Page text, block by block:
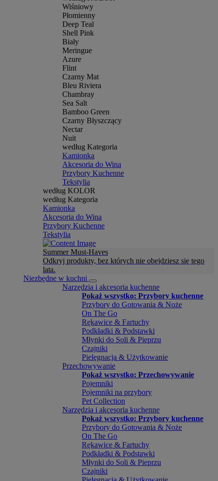
Wiśniowy
Płomienny
Deep Teal
Shell Pink
Biały
Meringue
Azure
Flint
Czarny Mat
Bleu Riviera
Chambray
Sea Salt
Bamboo Green
Czarny Błyszczący
Nectar
Nuit
według Kategoria
Kamionka
Akcesoria do Wina
Przybory Kuchenne
Tekstylia
według KOLOR
według Kategoria
Kamionka
Akcesoria do Wina
Przybory Kuchenne
Tekstylia
Summer Must-Haves
Odkryj produkty, bez których nie obejdziesz się tego
lata.
Niezbędne w kuchni
Narzędzia i akcesoria kuchenne
Pokaż wszystko: Przybory kuchenne
Przybory do Gotowania & Noże
On The Go
Rękawice & Fartuchy
Podkładki & Podstawki
Młynki do Soli & Pieprzu
Czajniki
Pielęgnacja & Użytkowanie
Przechowywanie
Pokaż wszystko: Przechowywanie
Pojemniki
Pojemniki na przybory
Pet Collection
Narzędzia i akcesoria kuchenne
Pokaż wszystko: Przybory kuchenne
Przybory do Gotowania & Noże
On The Go
Rękawice & Fartuchy
Podkładki & Podstawki
Młynki do Soli & Pieprzu
Czajniki